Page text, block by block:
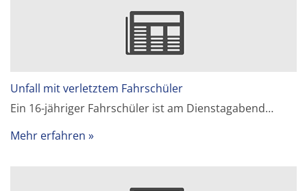
Unfall mit verletztem Fahrschüler
Ein 16-jähriger Fahrschüler ist am Dienstagabend…
Mehr erfahren